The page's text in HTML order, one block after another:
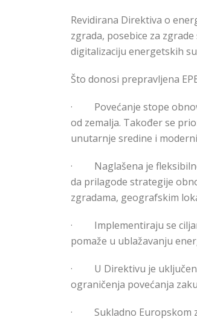
Revidirana Direktiva o
zgrada, posebice za
digitalizaciju energetskih
Što donosi prepravljena
· Povećanje stope
od zemalja. Također se
unutarnje sredine i
· Naglašena je
da prilagode strategije
zgradama, geografskim
· Implementiraju se
pomaže u ublažavanju
· U Direktivu je
ograničenja povećanja
· Sukladno Europskom